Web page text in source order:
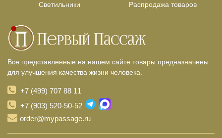
Светильники
Распродажа товаров
Все представленные на нашем сайте товары предназначены
для улучшения качества жизни человека.
+7 (499) 707 88 11
+7 (903) 520-50-52
order@mypassage.ru